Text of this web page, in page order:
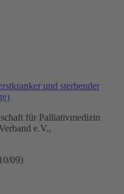
und sterbender
für Palliativmedizin
e.V.,
09)